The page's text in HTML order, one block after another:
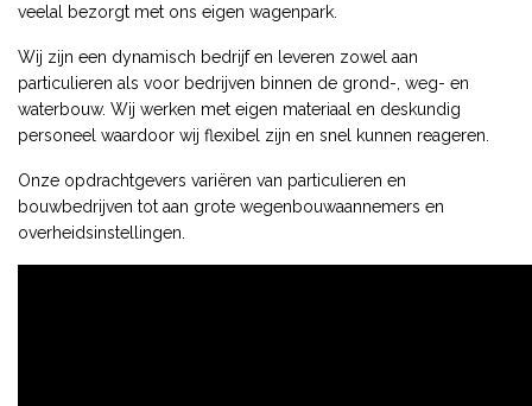
veelal bezorgt met ons eigen wagenpark.
Wij zijn een dynamisch bedrijf en leveren zowel aan
particulieren als voor bedrijven binnen de grond-, weg- en
waterbouw. Wij werken met eigen materiaal en deskundig
personeel waardoor wij flexibel zijn en snel kunnen reageren.
Onze opdrachtgevers variëren van particulieren en
bouwbedrijven tot aan grote wegenbouwaannemers en
overheidsinstellingen.